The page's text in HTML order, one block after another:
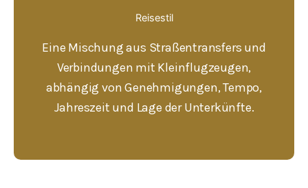
Reisestil
Eine Mischung aus Straßentransfers und
Verbindungen mit Kleinflugzeugen,
abhängig von Genehmigungen, Tempo,
Jahreszeit und Lage der Unterkünfte.